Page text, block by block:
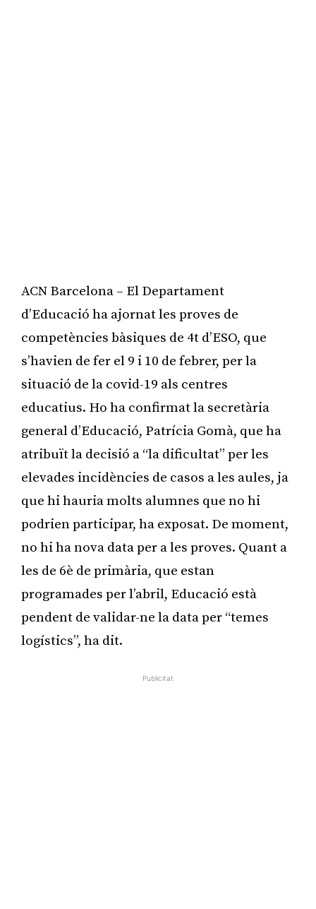
ACN Barcelona – El Departament
d’Educació ha ajornat les proves de
competències bàsiques de 4t d’ESO, que
s’havien de fer el 9 i 10 de febrer, per la
situació de la covid-19 als centres
educatius. Ho ha confirmat la secretària
general d’Educació, Patrícia Gomà, que ha
atribuït la decisió a “la dificultat” per les
elevades incidències de casos a les aules, ja
que hi hauria molts alumnes que no hi
podrien participar, ha exposat. De moment,
no hi ha nova data per a les proves. Quant a
les de 6è de primària, que estan
programades per l’abril, Educació està
pendent de validar-ne la data per “temes
logístics”, ha dit.
Publicitat